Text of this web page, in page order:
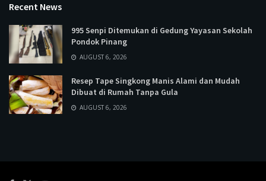
Recent News
995 Senpi Ditemukan di Gedung Yayasan Sekolah
Pondok Pinang
AUGUST 6, 2026
Resep Tape Singkong Manis Alami dan Mudah
Dibuat di Rumah Tanpa Gula
AUGUST 6, 2026